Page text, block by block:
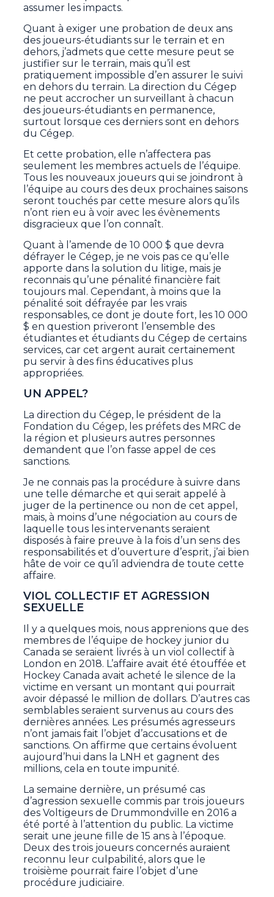
assumer les impacts.
Quant à exiger une probation de deux ans
des joueurs-étudiants sur le terrain et en
dehors, j’admets que cette mesure peut se
justifier sur le terrain, mais qu’il est
pratiquement impossible d’en assurer le suivi
en dehors du terrain. La direction du Cégep
ne peut accrocher un surveillant à chacun
des joueurs-étudiants en permanence,
surtout lorsque ces derniers sont en dehors
du Cégep.
Et cette probation, elle n’affectera pas
seulement les membres actuels de l’équipe.
Tous les nouveaux joueurs qui se joindront à
l’équipe au cours des deux prochaines saisons
seront touchés par cette mesure alors qu’ils
n’ont rien eu à voir avec les évènements
disgracieux que l’on connaît.
Quant à l’amende de 10 000 $ que devra
défrayer le Cégep, je ne vois pas ce qu’elle
apporte dans la solution du litige, mais je
reconnais qu’une pénalité financière fait
toujours mal. Cependant, à moins que la
pénalité soit défrayée par les vrais
responsables, ce dont je doute fort, les 10 000
$ en question priveront l’ensemble des
étudiantes et étudiants du Cégep de certains
services, car cet argent aurait certainement
pu servir à des fins éducatives plus
appropriées.
UN APPEL?
La direction du Cégep, le président de la
Fondation du Cégep, les préfets des MRC de
la région et plusieurs autres personnes
demandent que l’on fasse appel de ces
sanctions.
Je ne connais pas la procédure à suivre dans
une telle démarche et qui serait appelé à
juger de la pertinence ou non de cet appel,
mais, à moins d’une négociation au cours de
laquelle tous les intervenants seraient
disposés à faire preuve à la fois d’un sens des
responsabilités et d’ouverture d’esprit, j’ai bien
hâte de voir ce qu’il adviendra de toute cette
affaire.
VIOL COLLECTIF ET AGRESSION
SEXUELLE
Il y a quelques mois, nous apprenions que des
membres de l’équipe de hockey junior du
Canada se seraient livrés à un viol collectif à
London en 2018. L’affaire avait été étouffée et
Hockey Canada avait acheté le silence de la
victime en versant un montant qui pourrait
avoir dépassé le million de dollars. D’autres cas
semblables seraient survenus au cours des
dernières années. Les présumés agresseurs
n’ont jamais fait l’objet d’accusations et de
sanctions. On affirme que certains évoluent
aujourd’hui dans la LNH et gagnent des
millions, cela en toute impunité.
La semaine dernière, un présumé cas
d’agression sexuelle commis par trois joueurs
des Voltigeurs de Drummondville en 2016 a
été porté à l’attention du public. La victime
serait une jeune fille de 15 ans à l’époque.
Deux des trois joueurs concernés auraient
reconnu leur culpabilité, alors que le
troisième pourrait faire l’objet d’une
procédure judiciaire.